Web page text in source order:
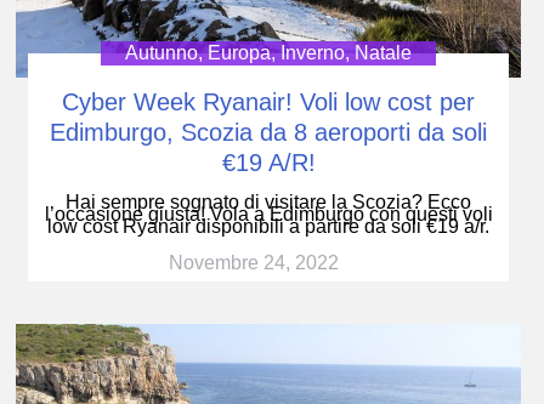
Autunno,Europa,Inverno, Natale
Cyber Week Ryanair! Voli low cost per
Edimburgo, Scozia da 8 aeroporti da soli
€19 A/R!
Hai sempre sognato di visitare la Scozia? Ecco
l’occasione giusta! Vola a Edimburgo con questi voli
low cost Ryanair disponibili a partire da soli €19 a/r.
Novembre 24, 2022